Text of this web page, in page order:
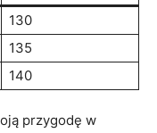
130
135
140
przygodę w